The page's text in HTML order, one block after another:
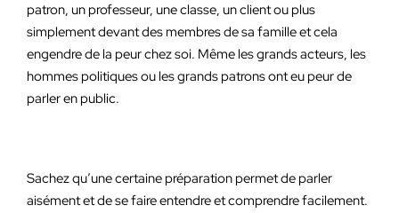
patron, un professeur, une classe, un client ou plus
simplement devant des membres de sa famille et cela
engendre de la peur chez soi. Même les grands acteurs, les
hommes politiques ou les grands patrons ont eu peur de
parler en public.
Sachez qu’une certaine préparation permet de parler
aisément et de se faire entendre et comprendre facilement.